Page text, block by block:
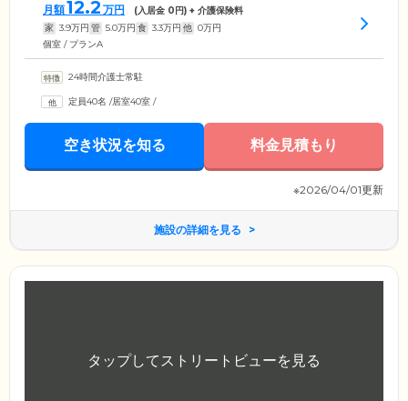
月額12.2 万円 (入居金 0円) + 介護保険料
家 3.9万円 管 5.0万円 食 3.3万円 他 0万円
個室 / プランA
24時間介護士常駐
定員40名 /居室40室 /
空き状況を知る 料金見積もり
※2026/04/01更新
施設の詳細を見る